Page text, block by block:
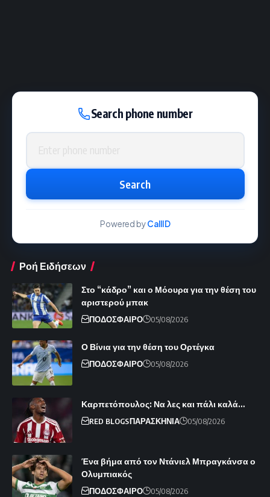
Search phone number
Phone number
Search
Powered byCallID
Ροή Ειδήσεων
Στο “κάδρο” και ο Μόουρα για την θέση του
αριστερού μπακ
ΠΟΔΟΣΦΑΙΡΟ 05/08/2026
Ο Βίνια για την θέση του Ορτέγκα
ΠΟΔΟΣΦΑΙΡΟ 05/08/2026
Καρπετόπουλος: Να λες και πάλι καλά…
RED BLOGSΠΑΡΑΣΚΗΝΙΑ 05/08/2026
Ένα βήμα από τον Ντάνιελ Μπραγκάνσα ο
Ολυμπιακός
ΠΟΔΟΣΦΑΙΡΟ 05/08/2026